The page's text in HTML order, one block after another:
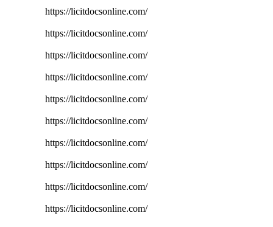
https://licitdocsonline.com/
https://licitdocsonline.com/
https://licitdocsonline.com/
https://licitdocsonline.com/
https://licitdocsonline.com/
https://licitdocsonline.com/
https://licitdocsonline.com/
https://licitdocsonline.com/
https://licitdocsonline.com/
https://licitdocsonline.com/